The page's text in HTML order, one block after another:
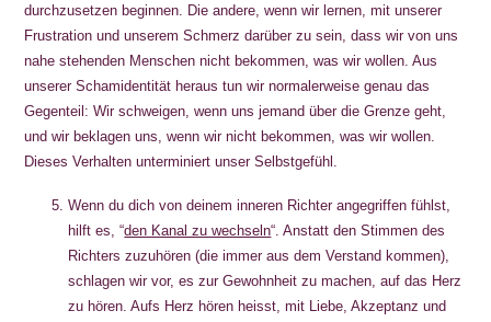
durchzusetzen beginnen. Die andere, wenn wir lernen, mit unserer
Frustration und unserem Schmerz darüber zu sein, dass wir von uns
nahe stehenden Menschen nicht bekommen, was wir wollen. Aus
unserer Schamidentität heraus tun wir normalerweise genau das
Gegenteil: Wir schweigen, wenn uns jemand über die Grenze geht,
und wir beklagen uns, wenn wir nicht bekommen, was wir wollen.
Dieses Verhalten unterminiert unser Selbstgefühl.
Wenn du dich von deinem inneren Richter angegriffen fühlst,
hilft es, “den Kanal zu wechseln“. Anstatt den Stimmen des
Richters zuzuhören (die immer aus dem Verstand kommen),
schlagen wir vor, es zur Gewohnheit zu machen, auf das Herz
zu hören. Aufs Herz hören heisst, mit Liebe, Akzeptanz und